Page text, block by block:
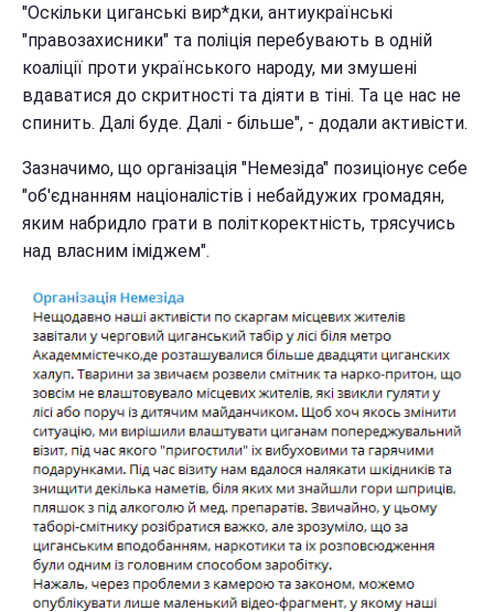
"Оскільки циганські вир*дки, антиукраїнські
"правозахисники" та поліція перебувають в одній
коаліції проти українського народу, ми змушені
вдаватися до скритності та діяти в тіні. Та це нас не
спинить. Далі буде. Далі - більше", - додали активісти.
Зазначимо, що організація "Немезіда" позиціонує себе
"об'єднанням націоналістів і небайдужих громадян,
яким набридло грати в політкоректність, трясучись
над власним іміджем".